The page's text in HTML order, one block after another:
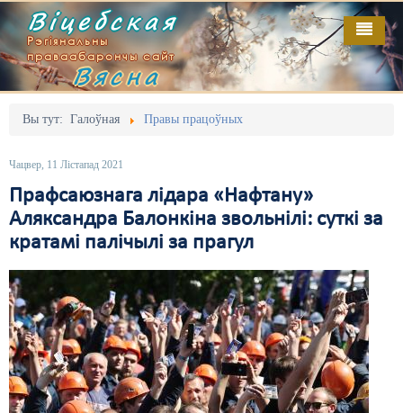
Віцебская
Рэгіянальны
праваабарончы сайт
Вясна
Вы тут: Галоўная Правы працоўных
Чацвер, 11 Лістапад 2021
Прафсаюзнага лідара «Нафтану»
Аляксандра Балонкіна звольнілі: суткі за
кратамі палічылі за прагул
Галоўная
Адміністрацыйны перасьлед
Безбар'ернае асяродзьдзе
Выбары
Дзяржава
Дыскрымінацыя
Затрыманьні
Карная псыхіятрыя
Выданьні
Кантакт
Пра нас